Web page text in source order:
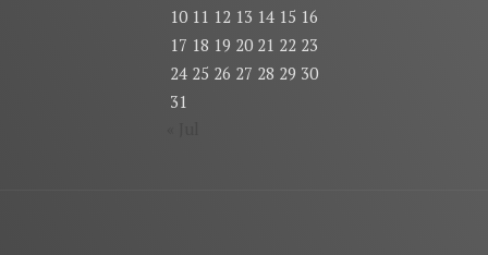
10 11 12 13 14 15 16
17 18 19 20 21 22 23
24 25 26 27 28 29 30
31